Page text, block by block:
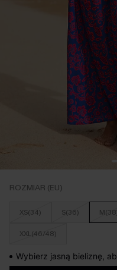
ROZMIAR (EU)
XS(34) S(36)
XXL(46/48)
Wybierz jasną bieliznę,